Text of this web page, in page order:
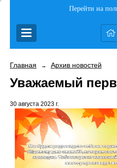
Перейти на
Главная → Архив новостей
Уважаемый
30 августа 2023 г.